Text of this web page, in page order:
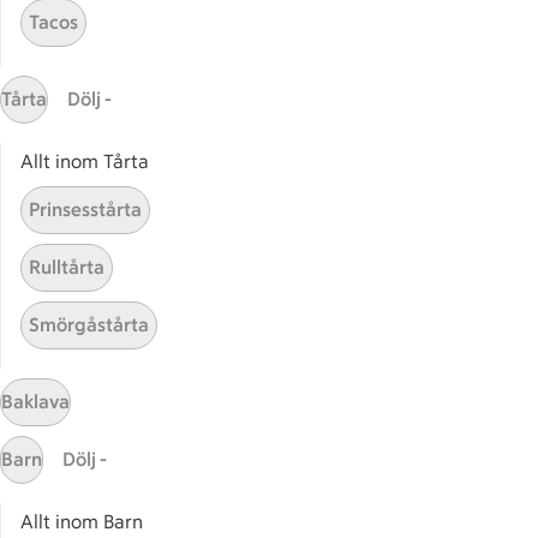
Gaston
ICAs tjänster
ICA-appen
ICA Scanna
ICA ToGo
Fler appar och tjänster
Stammis på ICA
Bli stammis
Stammis Husdjur
Partnererbjudanden
Våra ICA-kort
ICA
Tacos
Tårta Dölj -
Allt inom Tårta
Prinsesstårta
Rulltårta
Smörgåstårta
Baklava
Barn Dölj -
Allt inom Barn